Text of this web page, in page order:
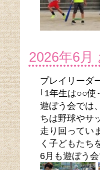
2026年6月
プレイリーダ
｢1年生は○○使
遊ぼう会では
ちは野球やサ
走り回ってい
く子どもたち
6月も遊ぼう